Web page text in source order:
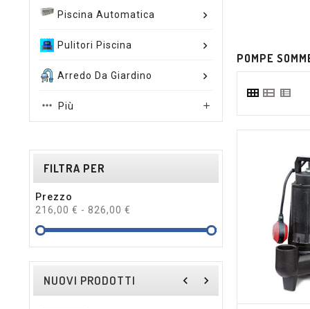
Piscina Automatica
Pulitori Piscina
Arredo Da Giardino
Più 
FILTRA PER
Prezzo
216,00 € - 826,00 €
NUOVI PRODOTTI navigate_before navigate_next
POMPE